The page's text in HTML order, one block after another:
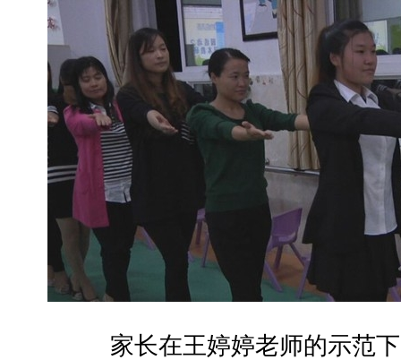
家长在王婷婷老师的示范